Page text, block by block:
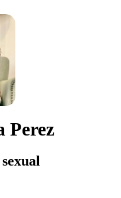
Perez